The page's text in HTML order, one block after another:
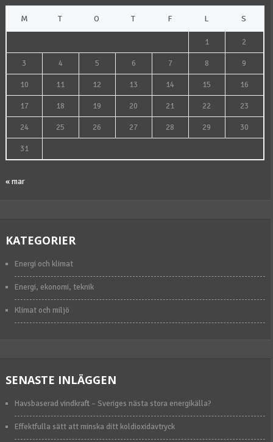
M T O T F L S
1 2
3 4 5 6 7 8 9
10 11 12 13 14 15 16
17 18 19 20 21 22 23
24 25 26 27 28 29 30
31
« mar
KATEGORIER
Energi och klimat
Energi, ekonomi, teknik
Klimat och miljö
SENASTE INLÄGGEN
Havsbaserad vindkraft – Sveriges nästa stora energikälla?
Effektfulla sätt att minska ditt koldioxidavtryck